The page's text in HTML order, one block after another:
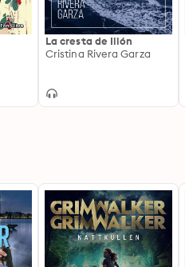
La cresta de Ilión
Cristina Rivera Garza